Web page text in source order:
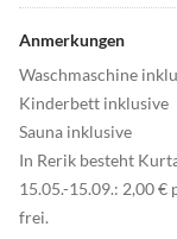
Anmerkungen
Waschmaschine
Kinderbett inklusive
Sauna inklusive
In Rerik besteht
15.05.-15.09.: 2,00 €
frei.